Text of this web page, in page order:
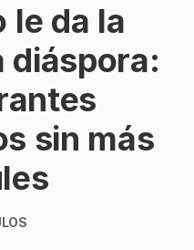
le da la
diáspora:
sin más